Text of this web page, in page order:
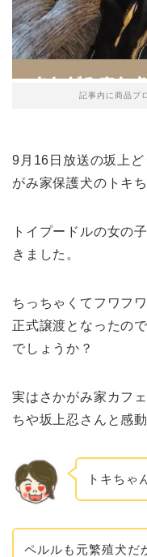
記事内に商品プ
9月16日放送の坂上
がみ家保護犬のトキち
トイプードルの女の
きました。
ちっちゃくてフワフ
正式譲渡となったの
でしょうか？
実はさかがみ家カフ
ちや坂上忍さんと感
トキちゃ
ペルルも元繁殖犬だ